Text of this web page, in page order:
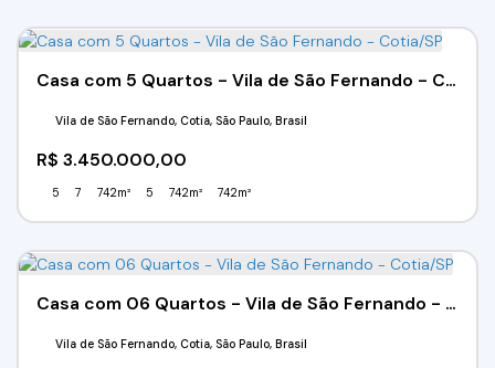
Casa com 5 Quartos - Vila de São Fernando - Cotia/SP
R$ 3.450.000,00
Vila de São Fernando, Cotia, São Paulo, Brasil
5 7 742m² 5 742m² 742m²
Casa com 06 Quartos - Vila de São Fernando - Cotia/SP
Vila de São Fernando, Cotia, São Paulo, Brasil